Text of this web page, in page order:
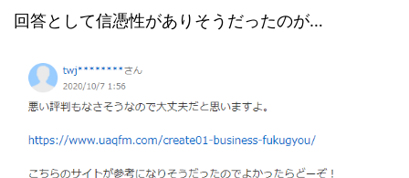
回答として信憑性がありそうだったのが…